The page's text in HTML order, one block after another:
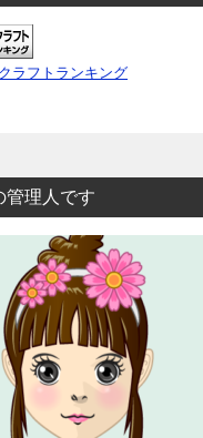
ラフトランキング
管理人です